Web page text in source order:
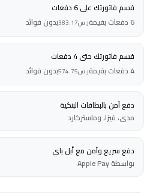
قسم فاتورتك على 6 دفعات
6 دفعات بقيمة
ر.س383.17بدون فوائد
قسم فاتورتك حتى 4 دفعات
4 دفعات بقيمة
ر.س574.75بدون فوائد
دفع آمن بالبطاقات البنكية
مدى، فيزا، وماستركارد
دفع سريع وآمن مع أبل باي
بواسطة Apple Pay